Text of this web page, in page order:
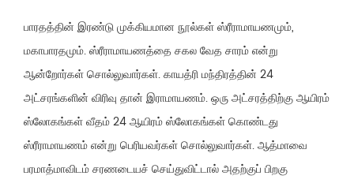
பாரதத்தின் இரண்டு முக்கியமான நூல்கள் ஸ்ரீராமாயணமும்,
மகாபாரதமும். ஸ்ரீராமாயணத்தை சகல வேத சாரம் என்று
ஆன்றோர்கள் சொல்லுவார்கள். காயத்ரி மந்திரத்தின் 24
அட்சரங்களின் விரிவு தான் இராமாயணம். ஒரு அட்சரத்திற்கு ஆயிரம்
ஸ்லோகங்கள் வீதம் 24 ஆயிரம் ஸ்லோகங்கள் கொண்டது
ஸ்ரீராமாயணம் என்று பெரியவர்கள் சொல்லுவார்கள். ஆத்மாவை
பரமாத்மாவிடம் சரணடையச் செய்துவிட்டால் அதற்குப் பிறகு